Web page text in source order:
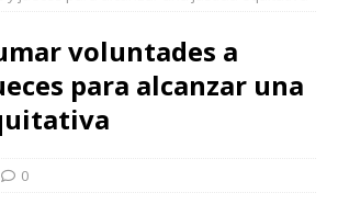
voluntades a
para alcanzar una
0